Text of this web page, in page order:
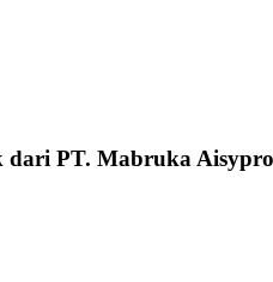
PT. Mabruka